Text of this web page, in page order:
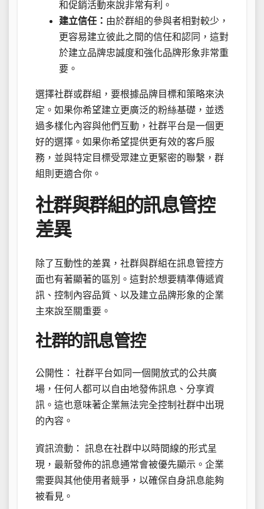
和促銷活動來說非常有利。
建立信任： 由於群組的參與者相對較少，
更容易建立彼此之間的信任和認同，這對
於建立品牌忠誠度和強化品牌形象非常重
要。
選擇社群或群組，要根據品牌目標和策略來決
定。如果你希望建立更廣泛的粉絲基礎，並透
過多樣化內容與他們互動，社群平台是一個更
好的選擇。如果你希望提供更有效的客戶服
務，並與特定目標受眾建立更緊密的聯繫，群
組則更適合你。
社群與群組的訊息管控
差異
除了互動性的差異，社群與群組在訊息管控方
面也有著顯著的區別。這對於想要精準傳遞資
訊、控制內容品質、以及建立品牌形象的企業
主來說至關重要。
社群的訊息管控
公開性： 社群平台如同一個開放式的公共廣
場，任何人都可以自由地發佈訊息、分享資
訊。這也意味著企業無法完全控制社群中出現
的內容。
資訊流動： 訊息在社群中以時間線的形式呈
現，最新發佈的訊息通常會被優先顯示。企業
需要與其他使用者競爭，以確保自身訊息能夠
被看見。